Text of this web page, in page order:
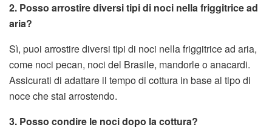
2. Posso arrostire diversi tipi di noci nella friggitrice ad
aria?
Sì, puoi arrostire diversi tipi di noci nella friggitrice ad aria,
come noci pecan, noci del Brasile, mandorle o anacardi.
Assicurati di adattare il tempo di cottura in base al tipo di
noce che stai arrostendo.
3. Posso condire le noci dopo la cottura?